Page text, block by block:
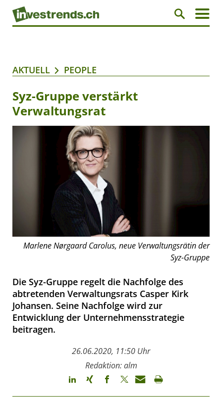
AKTUELL PEOPLE
Syz-Gruppe verstärkt
Verwaltungsrat
Marlene Nørgaard Carolus, neue Verwaltungsrätin der
Syz-Gruppe
Die Syz-Gruppe regelt die Nachfolge des
abtretenden Verwaltungsrats Casper Kirk
Johansen. Seine Nachfolge wird zur
Entwicklung der Unternehmensstrategie
beitragen.
26.06.2020, 11:50 Uhr
Redaktion: alm